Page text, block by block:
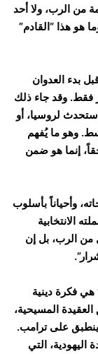
من الرب، ولا أحد
هو هذا “القادم”
في 29 مايو 2025، أي قبل بدء العدوان
فقط. وقد جاء ذلك
ستحدث لروسيا، أو
وهو ما يُفهم
إنما هو ضمن
وأحياناً بأسلوب
الانتخابية
الرب، بل إن
فكرة دينية
المسيحية،
على ترامب.
اليهودية، التي